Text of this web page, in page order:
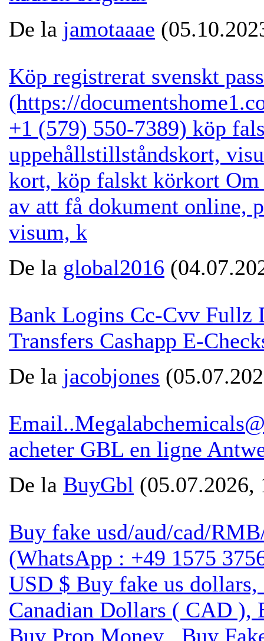
De la jamotaaae
Köp registrerat svenskt
(https://
+1 (579) 550-7389) köp
uppehållstillståndskort,
kort, köp falskt körkort Om
av att få dokument online,
visum, k
De la global2016
Bank Logins Cc-Cvv Fullz
Transfers Cashapp E-
De la jacobjones
acheter GBL en ligne
De la BuyGbl (05.07.2026,
Buy fake usd/aud/cad/
(WhatsApp : +49 1575
USD $ Buy fake us dollars,
Canadian Dollars ( CAD ),
Buy Prop Money , Buy